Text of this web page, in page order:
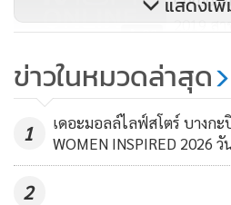
89
2019 ส
148
‘ไทยออ
ความเป็
ทรัพยาก
แสดงเพิ่
ข่าวในหมวดล่าสุด
1
เดอะมอลล์ไลฟ์สโตร์ บางก
WOMEN INSPIRED 2026
2